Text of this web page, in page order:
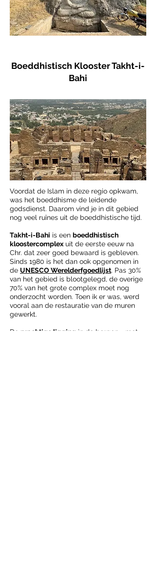
Boeddhistisch Klooster Takht-i-
Bahi
Voordat de Islam in deze regio opkwam,
was het boeddhisme de leidende
godsdienst. Daarom vind je in dit gebied
nog veel ruïnes uit de boeddhistische tijd.
Takht-i-Bahi is een boeddhistisch
kloostercomplex uit de eerste eeuw na
Chr. dat zeer goed bewaard is gebleven.
Sinds 1980 is het dan ook opgenomen in
de UNESCO Werelderfgoedlijst. Pas 30%
van het gebied is blootgelegd, de overige
70% van het grote complex moet nog
onderzocht worden. Toen ik er was, werd
vooral aan de restauratie van de muren
gewerkt.
De prachtige ligging in de bergen - met